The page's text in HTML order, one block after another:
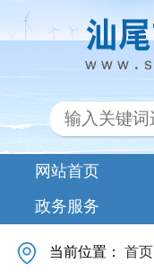
网站首页
政务服务
当前位置：首页